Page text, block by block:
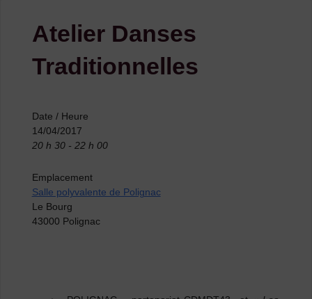
Atelier Danses
Traditionnelles
Date / Heure
14/04/2017
20 h 30 - 22 h 00
Emplacement
Salle polyvalente de Polignac
Le Bourg
43000 Polignac